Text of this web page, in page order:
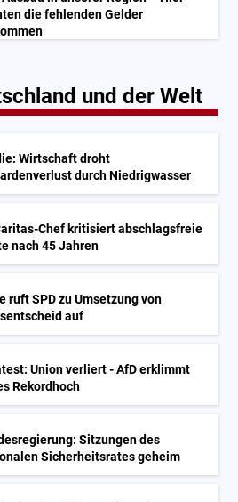
die fehlenden Gelder
und der Welt
Wirtschaft droht
durch Niedrigwasser
Chef kritisiert abschlagsfreie
nach 45 Jahren
ruft SPD zu Umsetzung von
auf
Union verliert - AfD erklimmt
Rekordhoch
Sitzungen des
Sicherheitsrates geheim